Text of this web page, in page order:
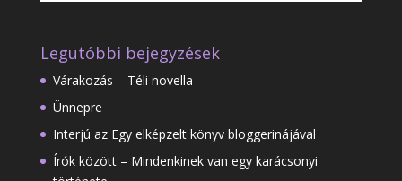
Legutóbbi bejegyzések
Várakozás – Téli novella
Ünnepre
Interjú az Egy elképzelt könyv bloggerinájával
Írók között – Mindenkinek van egy karácsonyi